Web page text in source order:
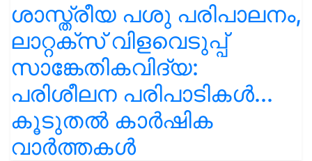
ശാസ്ത്രീയ പശു പരിപാലനം,
ലാറ്റക്സ് വിളവെടുപ്പ്
സാങ്കേതികവിദ്യ:
പരിശീലന പരിപാടികൾ...
കൂടുതൽ കാർഷിക
വാർത്തകൾ